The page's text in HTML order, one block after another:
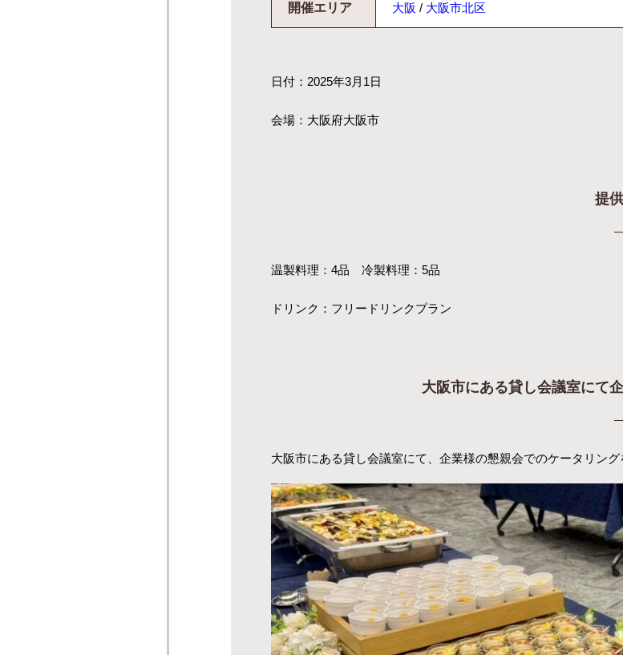
開催エリア 大阪 / 大阪市北区
日付：2025年3月1日
会場：大阪府大阪市
提
温製料理：4品 冷製料理：5品
ドリンク：フリードリンクプラン
大阪市にある貸し会議室にて
大阪市にある貸し会議室にて、企業様の懇親会でのケータリング